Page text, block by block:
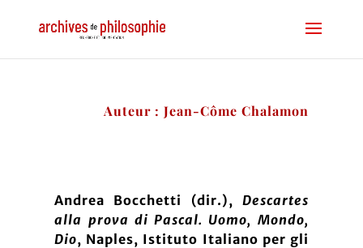
Auteur : Jean-Côme Chalamon
Andrea Bocchetti (dir.), Descartes
alla prova di Pascal. Uomo, Mondo,
Dio, Naples, Istituto Italiano per gli